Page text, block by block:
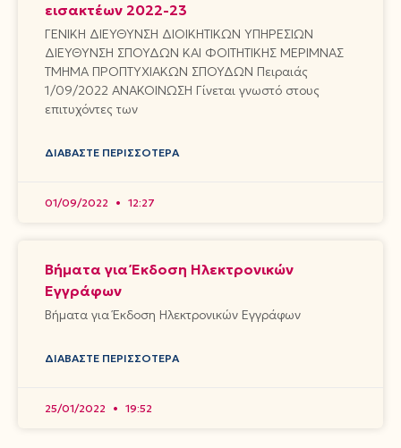
εισακτέων 2022-23
ΓΕΝΙΚΗ ΔΙΕΥΘΥΝΣΗ ΔΙΟΙΚΗΤΙΚΩΝ ΥΠΗΡΕΣΙΩΝ
ΔΙΕΥΘΥΝΣΗ ΣΠΟΥΔΩΝ ΚΑΙ ΦΟΙΤΗΤΙΚΗΣ ΜΕΡΙΜΝΑΣ
ΤΜΗΜΑ ΠΡΟΠΤΥΧΙΑΚΩΝ ΣΠΟΥΔΩΝ Πειραιάς
1/09/2022 ΑΝΑΚΟΙΝΩΣΗ Γίνεται γνωστό στους
επιτυχόντες των
ΔΙΑΒΆΣΤΕ ΠΕΡΙΣΣΌΤΕΡΑ
01/09/2022 12:27
Βήματα για Έκδοση Ηλεκτρονικών
Εγγράφων
Βήματα για Έκδοση Ηλεκτρονικών Εγγράφων
ΔΙΑΒΆΣΤΕ ΠΕΡΙΣΣΌΤΕΡΑ
25/01/2022 19:52